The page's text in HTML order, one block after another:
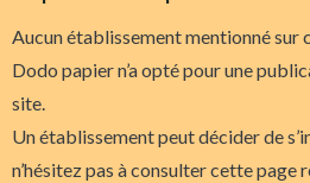
Aucun établissement mentionné sur
Dodo papier n’a opté pour une
site.
Un établissement peut décider de
n’hésitez pas à consulter cette page